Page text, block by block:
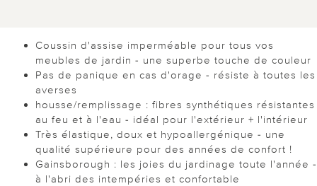
Coussin d'assise imperméable pour tous vos
meubles de jardin - une superbe touche de couleur
Pas de panique en cas d'orage - résiste à toutes les
averses
housse/remplissage : fibres synthétiques résistantes
au feu et à l'eau - idéal pour l'extérieur + l'intérieur
Très élastique, doux et hypoallergénique - une
qualité supérieure pour des années de confort !
Gainsborough : les joies du jardinage toute l'année -
à l'abri des intempéries et confortable